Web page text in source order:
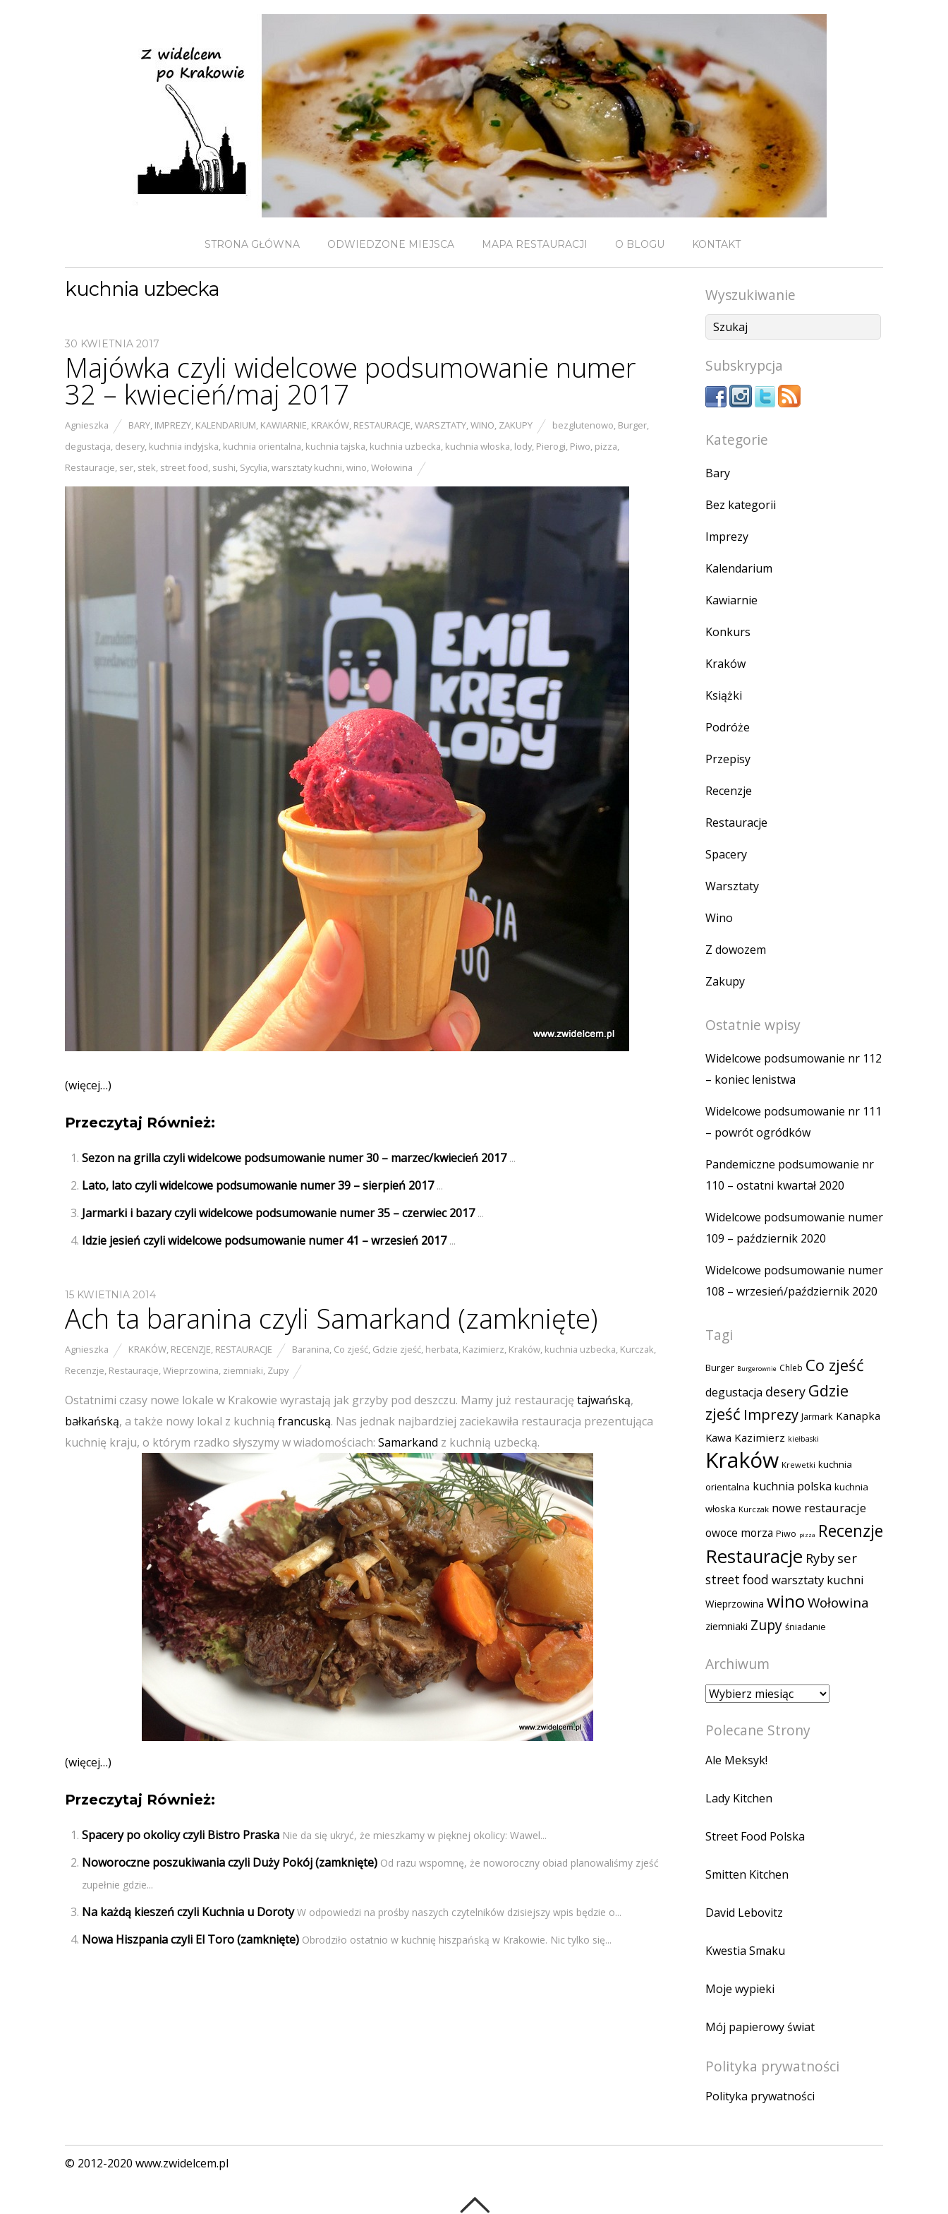
STRONA GŁÓWNA ODWIEDZONE MIEJSCA MAPA RESTAURACJI O BLOGU KONTAKT
kuchnia uzbecka
30 KWIETNIA 2017
Majówka czyli widelcowe podsumowanie numer
32 – kwiecień/maj 2017
Agnieszka BARY, IMPREZY, KALENDARIUM, KAWIARNIE, KRAKÓW, RESTAURACJE,WARSZTATY,WINO, ZAKUPY bezglutenowo, Burger,
degustacja, desery, kuchnia indyjska, kuchnia orientalna, kuchnia tajska, kuchnia uzbecka, kuchnia włoska, lody, Pierogi, Piwo, pizza,
Restauracje, ser, stek, street food, sushi, Sycylia,warsztaty kuchni,wino,Wołowina
(więcej…)
Przeczytaj Również:
Sezon na grilla czyli widelcowe podsumowanie numer 30 – marzec/kwiecień 2017 ...
Lato, lato czyli widelcowe podsumowanie numer 39 – sierpień 2017 ...
Jarmarki i bazary czyli widelcowe podsumowanie numer 35 – czerwiec 2017 ...
Idzie jesień czyli widelcowe podsumowanie numer 41 – wrzesień 2017 ...
15 KWIETNIA 2014
Ach ta baranina czyli Samarkand (zamknięte)
Agnieszka KRAKÓW, RECENZJE, RESTAURACJE Baranina, Co zjeść, Gdzie zjeść, herbata, Kazimierz, Kraków, kuchnia uzbecka, Kurczak,
Recenzje, Restauracje,Wieprzowina, ziemniaki, Zupy
Ostatnimi czasy nowe lokale w Krakowie wyrastają jak grzyby pod deszczu. Mamy już restaurację tajwańską,
bałkańską, a także nowy lokal z kuchnią francuską. Nas jednak najbardziej zaciekawiła restauracja prezentująca
kuchnię kraju, o którym rzadko słyszymy w wiadomościach: Samarkand z kuchnią uzbecką.
(więcej…)
Przeczytaj Również:
Spacery po okolicy czyli Bistro Praska Nie da się ukryć, że mieszkamy w pięknej okolicy: Wawel...
Noworoczne poszukiwania czyli Duży Pokój (zamknięte) Od razu wspomnę, że noworoczny obiad planowaliśmy zjeść
zupełnie gdzie...
Na każdą kieszeń czyli Kuchnia u Doroty W odpowiedzi na prośby naszych czytelników dzisiejszy wpis będzie o...
Nowa Hiszpania czyli El Toro (zamknięte) Obrodziło ostatnio w kuchnię hiszpańską w Krakowie. Nic tylko się...
Wyszukiwanie
Subskrypcja
Kategorie
Bary
Bez kategorii
Imprezy
Kalendarium
Kawiarnie
Konkurs
Kraków
Książki
Podróże
Przepisy
Recenzje
Restauracje
Spacery
Warsztaty
Wino
Z dowozem
Zakupy
Ostatnie wpisy
Widelcowe podsumowanie nr 112
– koniec lenistwa
Widelcowe podsumowanie nr 111
– powrót ogródków
Pandemiczne podsumowanie nr
110 – ostatni kwartał 2020
Widelcowe podsumowanie numer
109 – październik 2020
Widelcowe podsumowanie numer
108 – wrzesień/październik 2020
Tagi
Burger Burgerownie Chleb Co zjeść
degustacja desery Gdzie
zjeść Imprezy Jarmark Kanapka
Kawa Kazimierz kiełbaski
Kraków Krewetki kuchnia
orientalna kuchnia polska kuchnia
włoska Kurczak nowe restauracje
owoce morza Piwo pizza Recenzje
Restauracje Ryby ser
street food warsztaty kuchni
Wieprzowina winoWołowina
ziemniaki Zupy śniadanie
Archiwum
Archiwum
Polecane Strony
Ale Meksyk!
Lady Kitchen
Street Food Polska
Smitten Kitchen
David Lebovitz
Kwestia Smaku
Moje wypieki
Mój papierowy świat
Polityka prywatności
Polityka prywatności
© 2012-2020 www.zwidelcem.pl